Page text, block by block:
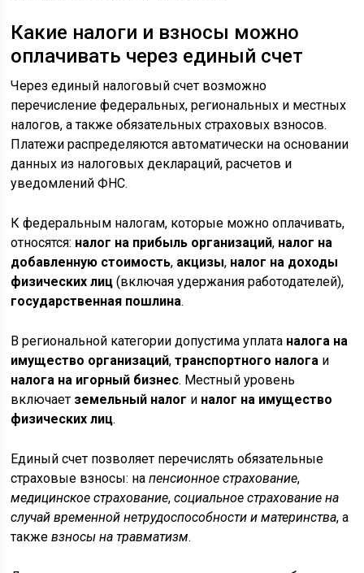
Какие налоги и взносы можно
оплачивать через единый счет
Через единый налоговый счет возможно
перечисление федеральных, региональных и местных
налогов, а также обязательных страховых взносов.
Платежи распределяются автоматически на основании
данных из налоговых деклараций, расчетов и
уведомлений ФНС.
К федеральным налогам, которые можно оплачивать,
относятся: налог на прибыль организаций, налог на
добавленную стоимость, акцизы, налог на доходы
физических лиц (включая удержания работодателей),
государственная пошлина.
В региональной категории допустима уплата налога на
имущество организаций,транспортного налога и
налога на игорный бизнес. Местный уровень
включает земельный налог и налог на имущество
физических лиц.
Единый счет позволяет перечислять обязательные
страховые взносы: напенсионное страхование,
медицинское страхование,социальное страхование на
случай временной нетрудоспособности и материнства, а
такжевзносы на травматизм.